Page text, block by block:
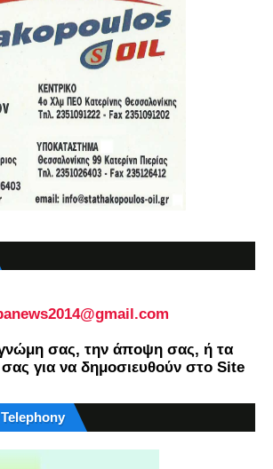
γνώμη σας, την άποψη σας, ή τα
για να δημοσιευθούν στο Site